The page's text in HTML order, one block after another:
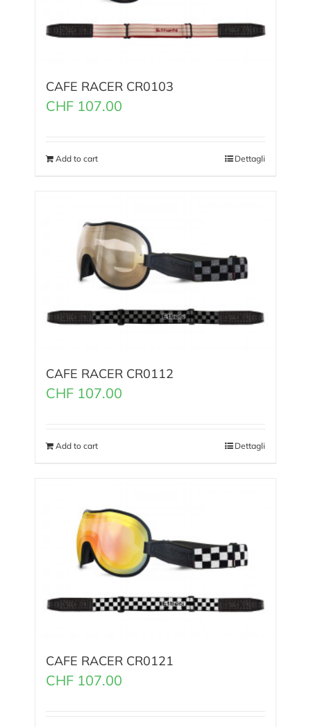
CAFE RACER CR0103
CHF 107.00
Add to cart Dettagli
CAFE RACER CR0112
CHF 107.00
Add to cart Dettagli
CAFE RACER CR0121
CHF 107.00